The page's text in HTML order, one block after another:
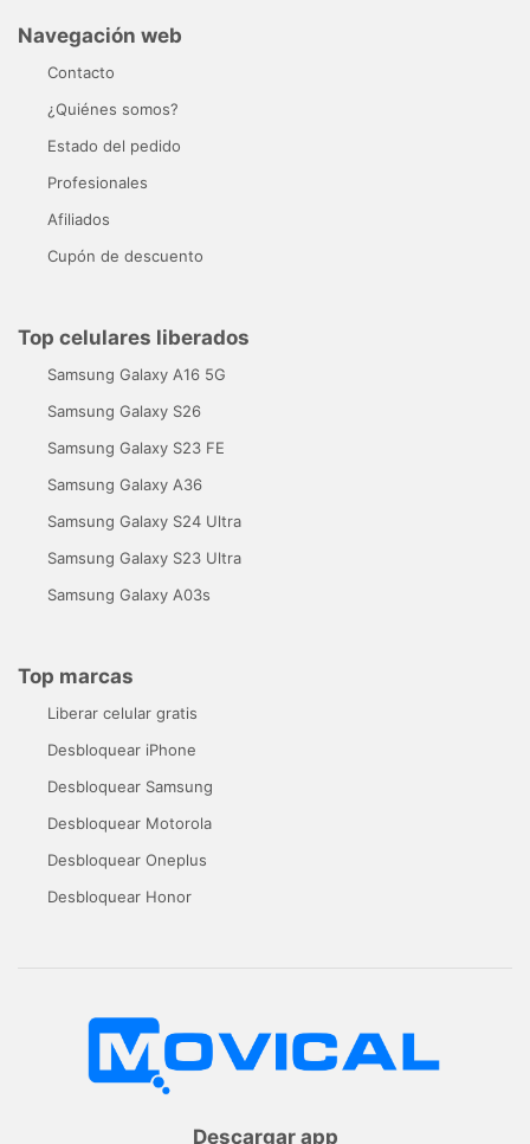
Navegación web
Contacto
¿Quiénes somos?
Estado del pedido
Profesionales
Afiliados
Cupón de descuento
Top celulares liberados
Samsung Galaxy A16 5G
Samsung Galaxy S26
Samsung Galaxy S23 FE
Samsung Galaxy A36
Samsung Galaxy S24 Ultra
Samsung Galaxy S23 Ultra
Samsung Galaxy A03s
Top marcas
Liberar celular gratis
Desbloquear iPhone
Desbloquear Samsung
Desbloquear Motorola
Desbloquear Oneplus
Desbloquear Honor
Descargar app